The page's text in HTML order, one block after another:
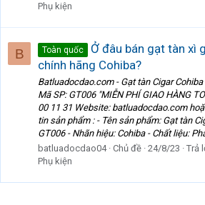
Phụ kiện
B Toàn quốc
Ở đâu bán gạt tàn xì
chính hãng Cohiba?
Batluadocdao.com - Gạt tàn Cigar
Mã SP: GT006 "MIỄN PHÍ GIAO HÀNG
00 11 31 Website: batluadocdao.com
tin sản phẩm : - Tên sản phẩm: Gạt tàn
GT006 - Nhãn hiệu: Cohiba - Chất liệu:
batluadocdao04 Chủ đề 24/8/23 Trả
Phụ kiện